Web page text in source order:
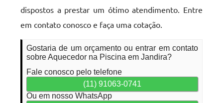
dispostos a prestar um ótimo atendimento. Entre
em contato conosco e faça uma cotação.
Gostaria de um orçamento ou entrar em contato
sobre Aquecedor na Piscina em Jandira?
Fale conosco pelo telefone
(11) 91063-0741
Ou em nosso WhatsApp